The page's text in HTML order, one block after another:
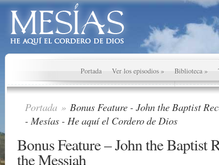
Portada Ver los episodios » Biblioteca »
Portada » Bonus Feature - John the Baptist
- Mesías - He aquí el Cordero de Dios
Bonus Feature – John the Baptist
the Messiah